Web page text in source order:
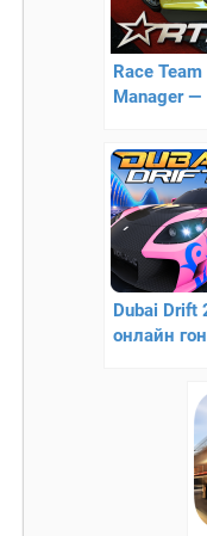
Race Team
Manager —
гоночных
Dubai Drift
онлайн